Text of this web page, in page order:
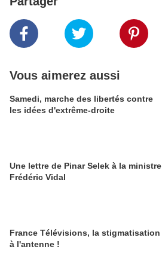
Vous aimerez aussi
Samedi, marche des libertés contre
les idées d'extrême-droite
Une lettre de Pinar Selek à la ministre
Frédéric Vidal
France Télévisions, la stigmatisation
à l'antenne !